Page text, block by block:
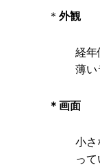
＊ 外観
経年
薄い
＊画面
小さ
っ